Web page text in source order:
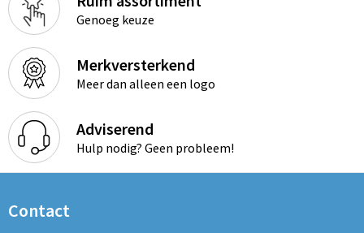
Genoeg keuze
Merkversterkend
Meer dan alleen een logo
Adviserend
Hulp nodig? Geen probleem!
Contact